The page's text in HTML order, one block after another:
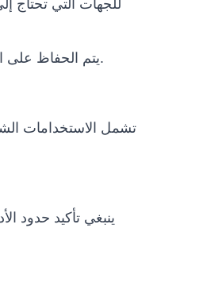
والفئات المرتبطة تشمل Accessories, Unitree. يتم الحفاظ على اسم الطراز الأصلي لتجنب أي التباس فني.
تشمل الاستخدامات
ينبغي تأكيد حدود